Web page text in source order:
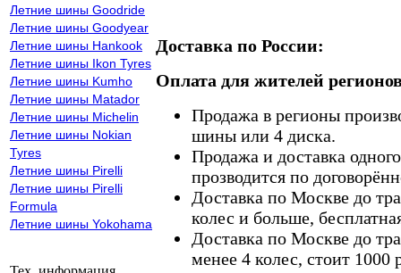
Летние шины Goodride
Летние шины Goodyear
Летние шины Hankook
Летние шины Ikon Tyres
Летние шины Kumho
Летние шины Matador
Летние шины Michelin
Летние шины Nokian
Tyres
Летние шины Pirelli
Летние шины Pirelli
Formula
Летние шины Yokohama
Доставка по России:
Оплата для жителей
Продажа в регионы
шины или 4 диска.
Продажа и доставка
прозводится по
Доставка по Москве до
колес и больше,
Доставка по Москве до
менее 4 колес, стоит 1000